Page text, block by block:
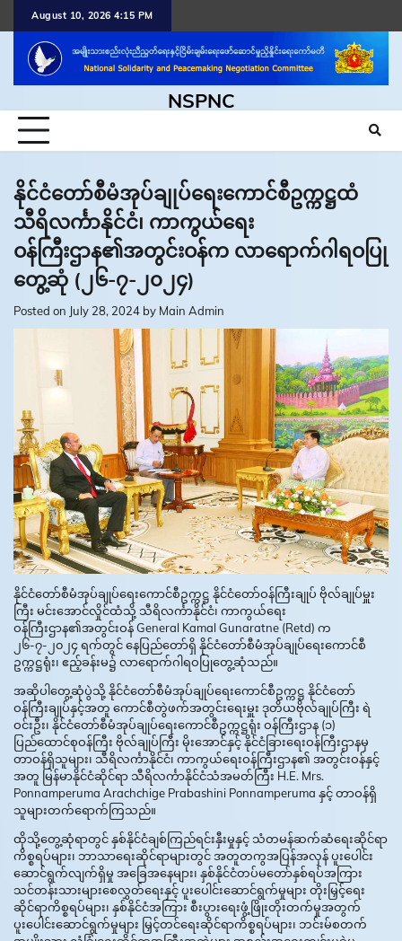
content
August 10, 2026 4:15 PM
NSPNC
နိုင်ငံတော်စီမံအုပ်ချုပ်ရေးကောင်စီဥက္ကဋ္ဌထံ
သီရိလင်္ကာနိုင်ငံ၊ ကာကွယ်ရေး
ဝန်ကြီးဌာန၏အတွင်းဝန်က လာရောက်ဂါရဝပြု
တွေ့ဆုံ (၂၆-၇-၂၀၂၄)
Posted on July 28, 2024 by Main Admin
နိုင်ငံတော်စီမံအုပ်ချုပ်ရေးကောင်စီဥက္ကဋ္ဌ နိုင်ငံတော်ဝန်ကြီးချုပ် ဗိုလ်ချုပ်မှူး
ကြီး မင်းအောင်လှိုင်ထံသို့ သီရိလင်္ကာနိုင်ငံ၊ ကာကွယ်ရေး
ဝန်ကြီးဌာန၏အတွင်းဝန် General Kamal Gunaratne (Retd) က
၂၆-၇-၂၀၂၄ ရက်တွင် နေပြည်တော်ရှိ နိုင်ငံတော်စီမံအုပ်ချုပ်ရေးကောင်စီ
ဥက္ကဋ္ဌရုံး၊ ဧည့်ခန်းမ၌ လာရောက်ဂါရဝပြုတွေ့ဆုံသည်။
အဆိုပါတွေ့ဆုံပွဲသို့ နိုင်ငံတော်စီမံအုပ်ချုပ်ရေးကောင်စီဥက္ကဋ္ဌ နိုင်ငံတော်
ဝန်ကြီးချုပ်နှင့်အတူ ကောင်စီတွဲဖက်အတွင်းရေးမှူး ဒုတိယဗိုလ်ချုပ်ကြီး ရဲ
ဝင်းဦး၊ နိုင်ငံတော်စီမံအုပ်ချုပ်ရေးကောင်စီဥက္ကဋ္ဌရုံး ဝန်ကြီးဌာန (၁)
ပြည်ထောင်စုဝန်ကြီး ဗိုလ်ချုပ်ကြီး မိုးအောင်နှင့် နိုင်ငံခြားရေးဝန်ကြီးဌာနမှ
တာဝန်ရှိသူများ၊ သီရိလင်္ကာနိုင်ငံ၊ ကာကွယ်ရေးဝန်ကြီးဌာန၏ အတွင်းဝန်နှင့်
အတူ မြန်မာနိုင်ငံဆိုင်ရာ သီရိလင်္ကာနိုင်ငံသံအမတ်ကြီး H.E. Mrs.
Ponnamperuma Arachchige Prabashini Ponnamperuma နှင့် တာဝန်ရှိ
သူများတက်ရောက်ကြသည်။
ထိုသို့တွေ့ဆုံရာတွင် နှစ်နိုင်ငံချစ်ကြည်ရင်းနှီးမှုနှင့် သံတမန်ဆက်ဆံရေးဆိုင်ရာ
ကိစ္စရပ်များ၊ ဘာသာရေးဆိုင်ရာများတွင် အတူတကွအပြန်အလှန် ပူးပေါင်း
ဆောင်ရွက်လျက်ရှိမှု အခြေအနေများ၊ နှစ်နိုင်ငံတပ်မတော်နှစ်ရပ်အကြား
သင်တန်းသားများစေလွှတ်ရေးနှင့် ပူးပေါင်းဆောင်ရွက်မှုများ တိုးမြှင့်ရေး
ဆိုင်ရာကိစ္စရပ်များ၊ နှစ်နိုင်ငံအကြား စီးပွားရေးဖွံ့ဖြိုးတိုးတက်မှုအတွက်
ပူးပေါင်းဆောင်ရွက်မှုများ မြှင့်တင်ရေးဆိုင်ရာကိစ္စရပ်များ၊ ဘင်းမ်စတက်